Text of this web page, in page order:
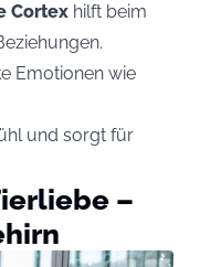
Cortex hilft beim
Emotionen wie
und sorgt für
–